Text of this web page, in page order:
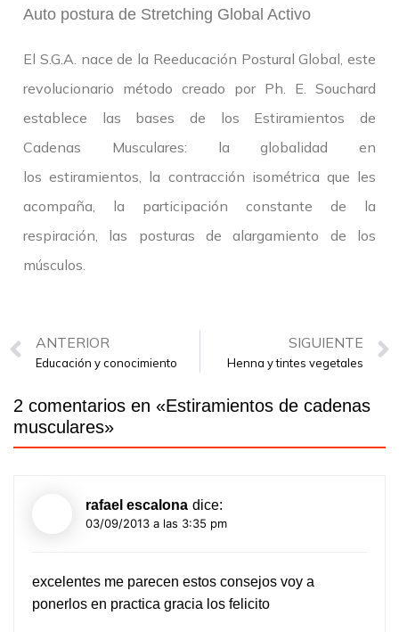
Auto postura de Stretching Global Activo
El S.G.A. nace de la Reeducación Postural Global, este
revolucionario método creado por Ph. E. Souchard
establece las bases de los Estiramientos de
Cadenas Musculares: la globalidad en
los estiramientos, la contracción isométrica que les
acompaña, la participación constante de la
respiración, las posturas de alargamiento de los
músculos.
ANTERIOR
Educación y conocimiento
SIGUIENTE
Henna y tintes vegetales
2 comentarios en «Estiramientos de cadenas
musculares»
rafael escalona dice:
03/09/2013 a las 3:35 pm
excelentes me parecen estos consejos voy a
ponerlos en practica gracia los felicito